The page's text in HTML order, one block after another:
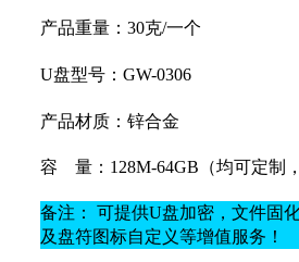
产品重量：30克/一个
U盘型号：GW-0306
产品材质： 锌合金
容 量：128M-64GB（均可定制
备注： 可提供U盘加密，文件固
及盘符图标自定义等增值服务！